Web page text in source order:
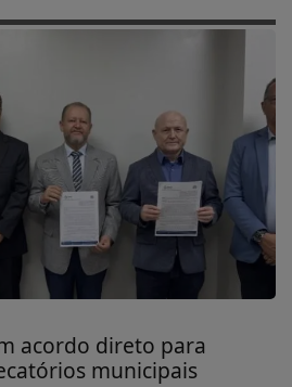
acordo direto para
municipais